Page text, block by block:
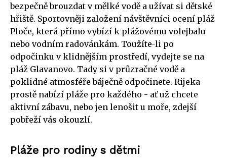
bezpečně brouzdat v mělké vodě a užívat si dětské
hřiště. Sportovněji založení návštěvníci ocení pláž
Ploče, která přímo vybízí k plážovému volejbalu
nebo vodním radovánkám. Toužíte-li po
odpočinku v klidnějším prostředí, vydejte se na
pláž Glavanovo. Tady si v průzračné vodě a
poklidné atmosféře báječně odpočinete. Rijeka
prostě nabízí pláže pro každého - ať už chcete
aktivní zábavu, nebo jen lenošit u moře, zdejší
pobřeží vás okouzlí.
Pláže pro rodiny s dětmi